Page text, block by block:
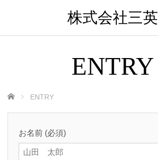
株式会社三英
ENTRY
ホーム ENTRY
お名前 (必須)